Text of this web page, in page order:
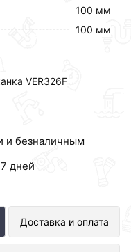
100 мм
100 мм
VER326F
и безналичным
дней
Доставка и оплата
1/4 Г ViEiR
в интернет-